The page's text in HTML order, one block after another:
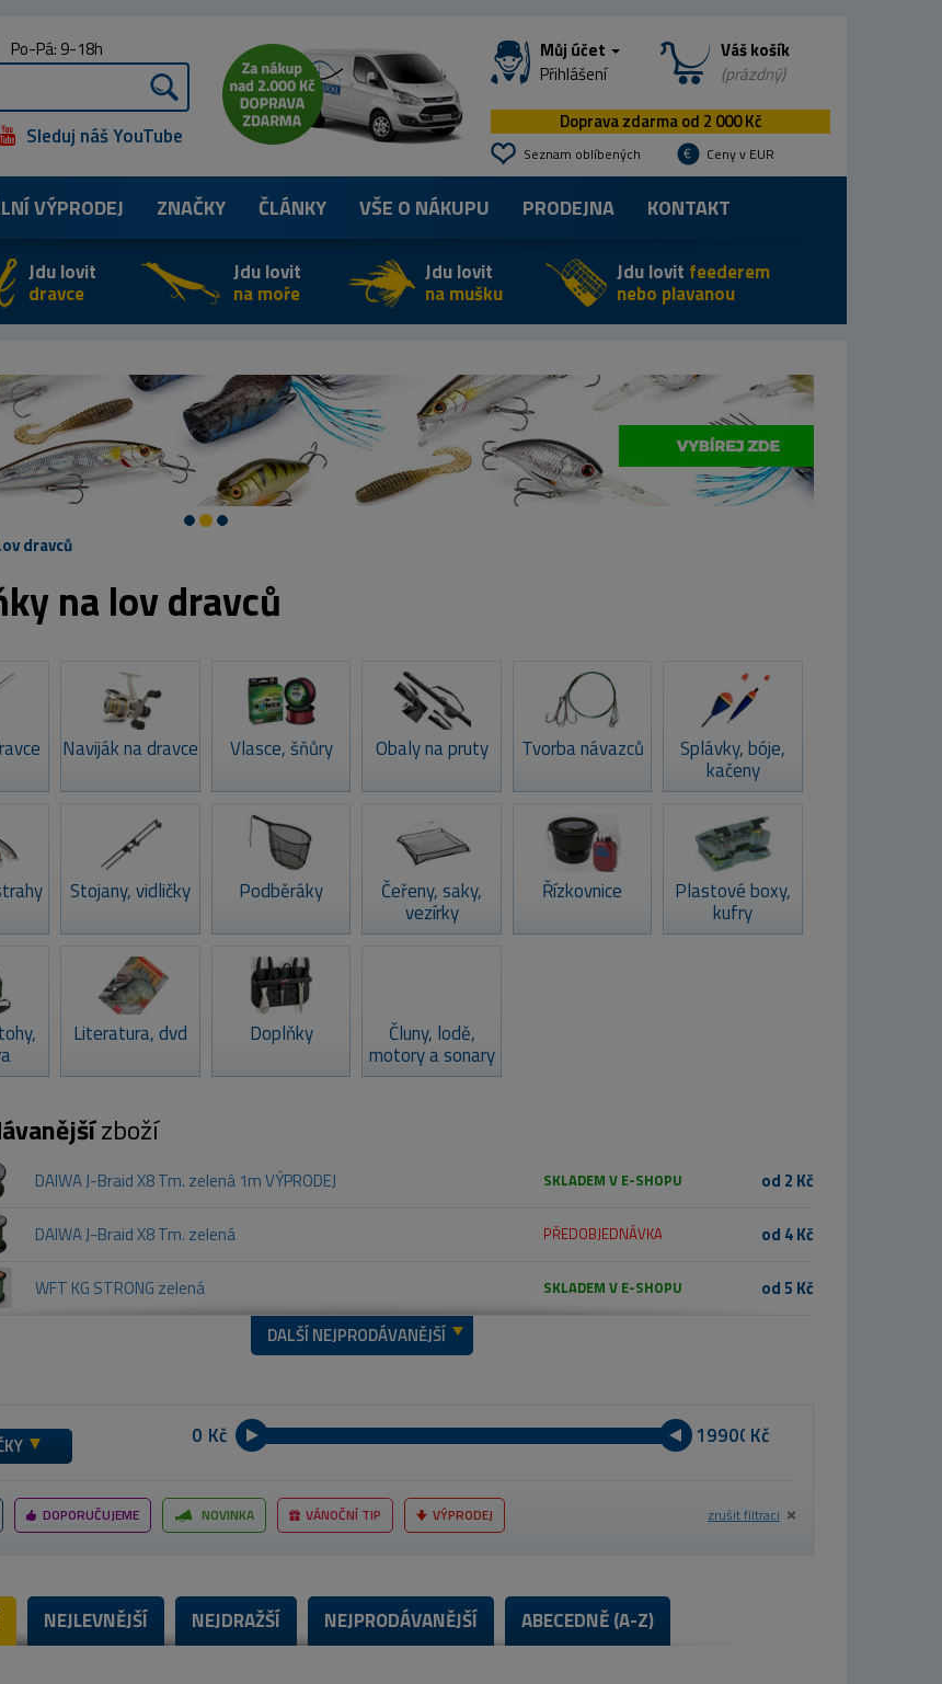
Po-Pá: 9-18h
Sleduj náš YouTube
Můj účet
Přihlášení
Váš košík
(prázdný)
Doprava zdarma od 2 000 Kč
Seznam oblíbených Ceny v EUR
VÝPRODEJ ZNAČKY ČLÁNKY VŠE O NÁKUPU PRODEJNA KONTAKT
Jdu lovit
dravce
Jdu lovit
na moře
Jdu lovit
na mušku
Jdu lovit feederem
nebo plavanou
dravců
na lov dravců
Naviják na dravce Vlasce, šňůry Obaly na pruty Tvorba návazců Splávky, bóje,
kačeny
Stojany, vidličky Podběráky Čeřeny, saky,
vezírky
Řízkovnice Plastové boxy,
kufry
Literatura, dvd Doplňky Čluny, lodě,
motory a sonary
zboží
DAIWA J-Braid X8 Tm. zelená 1m VÝPRODEJ SKLADEM V E-SHOPU od 2 Kč
DAIWA J-Braid X8 Tm. zelená PŘEDOBJEDNÁVKA od 4 Kč
WFT KG STRONG zelená SKLADEM V E-SHOPU
od 5 Kč
DALŠÍ NEJPRODÁVANĚJŠÍ
Kč Kč
DOPORUČUJEME NOVINKA VÁNOČNÍ TIP VÝPRODEJ zrušit filtraci
NEJLEVNĚJŠÍ NEJDRAŽŠÍ NEJPRODÁVANĚJŠÍ ABECEDNĚ (A-Z)